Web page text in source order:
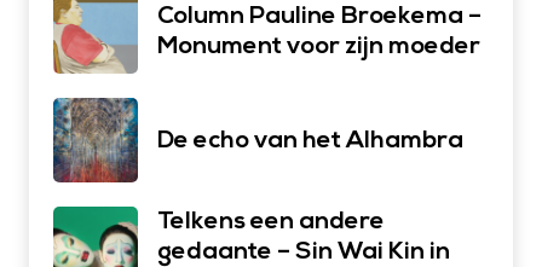
Column Pauline Broekema –
Monument voor zijn moeder
De echo van het Alhambra
Telkens een andere
gedaante – Sin Wai Kin in